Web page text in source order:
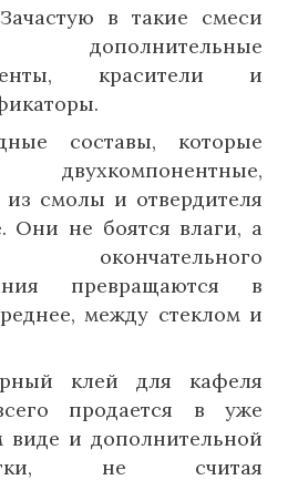
в такие смеси
дополнительные
красители и
составы, которые
двухкомпонентные,
из смолы и отвердителя
Они не боятся влаги, а
окончательного
превращаются в
между стеклом и
клей для кафеля
продается в уже
виде и дополнительной
не считая